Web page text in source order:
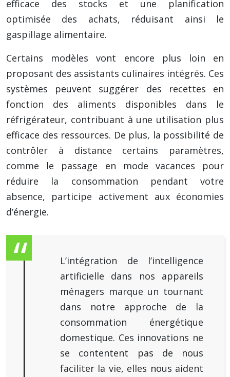
efficace des stocks et une planification
optimisée des achats, réduisant ainsi le
gaspillage alimentaire.
Certains modèles vont encore plus loin en
proposant des assistants culinaires intégrés. Ces
systèmes peuvent suggérer des recettes en
fonction des aliments disponibles dans le
réfrigérateur, contribuant à une utilisation plus
efficace des ressources. De plus, la possibilité de
contrôler à distance certains paramètres,
comme le passage en mode vacances pour
réduire la consommation pendant votre
absence, participe activement aux économies
d’énergie.
L’intégration de l’intelligence
artificielle dans nos appareils
ménagers marque un tournant
dans notre approche de la
consommation énergétique
domestique. Ces innovations ne
se contentent pas de nous
faciliter la vie, elles nous aident